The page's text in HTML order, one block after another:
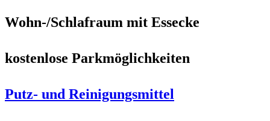
Wohn-/Schlafraum mit Essecke
kostenlose Parkmöglichkeiten
Putz- und Reinigungsmittel